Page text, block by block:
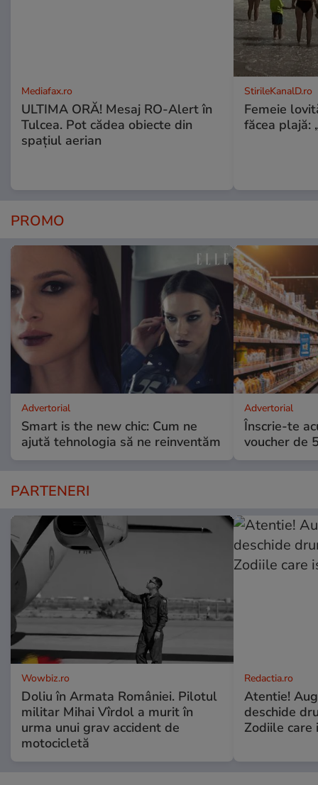
Mediafax.ro
ULTIMA ORĂ! Mesaj RO-Alert în
Tulcea. Pot cădea obiecte din
spațiul aerian
StirileKanalD.ro
Femeie
făcea plajă:
PROMO
Advertorial
Smart is the new chic: Cum ne
ajută tehnologia să ne reinventăm
Advertorial
Înscrie-te
voucher de
PARTENERI
Wowbiz.ro
Doliu în Armata României. Pilotul
militar Mihai Vîrdol a murit în
urma unui grav accident de
motocicletă
Redactia.ro
Atentie!
deschide
Zodiile care